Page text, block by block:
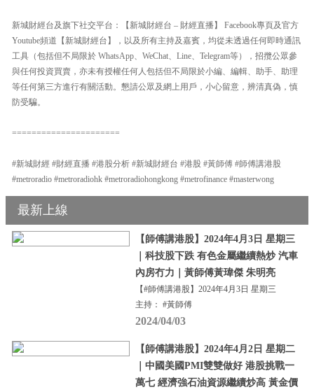
新城財經台及旗下社交平台：【新城財經台 – 財經直播】 Facebook專頁及官方
Youtube頻道【新城財經台】，以及所有主持及嘉賓，均從未透過任何即時通訊
工具（包括但不局限於 WhatsApp、WeChat、Line、Telegram等），招攬公眾參
與任何投資買賣，亦未有授權任何人包括但不局限於小編、編輯、助手、助理
等任何第三方進行有關活動。懇請公眾及網上用戶，小心留意，辨清真偽，慎
防受騙。
======================
#新城財經 #財經直播 #港股分析 #新城財經台 #港股 #黃師傅 #師傅講港股
#metroradio #metroradiohk #metroradiohongkong #metrofinance #masterwong
最新上線
【師傅講港股】2024年4月3日 星期三
｜科技股下跌 有色金屬繼續熱炒 汽車
內房冇力｜黃師傅黃瑋傑 朱明亮
【#師傅講港股】2024年4月3日 星期三
主持： #黃師傅
2024/04/03
【師傅講港股】2024年4月2日 星期二
｜中國美國PMI雙雙做好 港股挑戰一
萬七 經濟強石油資源繼續炒高 黃金價